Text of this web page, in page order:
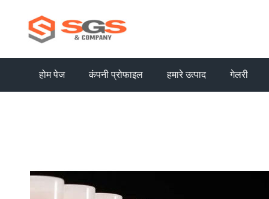
होम पेज कंपनी प्रोफाइल हमारे उत्पाद गेलरी